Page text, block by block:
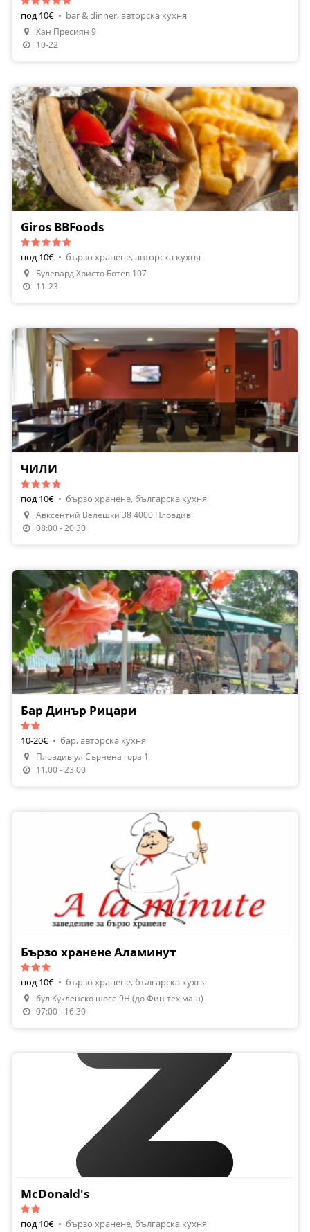
под 10€ • bar & dinner, авторска кухня
Хан Пресиян 9
10-22
Giros BBFoods
под 10€ • бързо хранене, авторска кухня
Булевард Христо Ботев 107
11-23
ЧИЛИ
под 10€ • бързо хранене, българска кухня
Авксентий Велешки 38 4000 Пловдив
08:00 - 20:30
Бар Динър Рицари
10-20€ • бар, авторска кухня
Пловдив ул Сърнена гора 1
11.00 - 23.00
Бързо хранене Аламинут
под 10€ • бързо хранене, българска кухня
бул.Кукленско шосе 9Н (до Фин тех маш)
07:00 - 16:30
McDonald's
под 10€ • бързо хранене, българска кухня